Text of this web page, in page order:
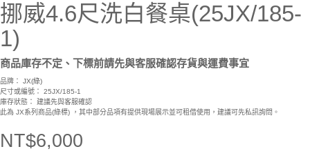
挪威4.6尺洗白餐桌(25JX/185-
1)
商品庫存不定、下標前請先與客服確認存貨與運費事宜
品牌： JX(綠)
尺寸或編號： 25JX/185-1
庫存狀態： 建議先與客服確認
此為 JX系列商品(綠標) ，其中部分品項有提供現場展示並可租借使用，建議可先私訊詢問。
NT$6,000